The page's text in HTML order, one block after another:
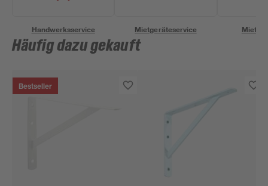
Handwerksservice Mietgeräteservice
Häufig dazu gekauft
Bestseller